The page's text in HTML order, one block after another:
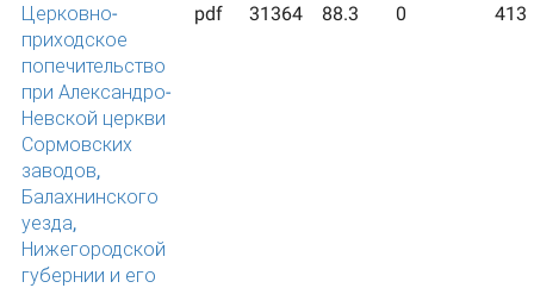
Церковно-
приходское
попечительство
при Александро-
Невской церкви
Сормовских
заводов,
Балахнинского
уезда,
Нижегородской
губернии и его
pdf 31364 88.3 0 413